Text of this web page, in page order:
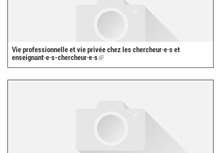
Vie professionnelle et vie privée chez les chercheur·e·s et
enseignant·e·s-chercheur·e·s(link
is